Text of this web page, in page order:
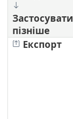
Застосувати
пізніше
Експорт